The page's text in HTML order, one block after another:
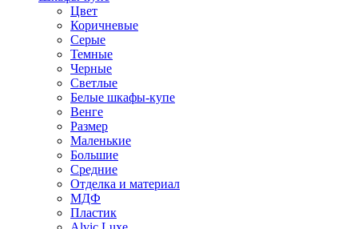
Цвет
Коричневые
Серые
Темные
Черные
Светлые
Белые шкафы-купе
Венге
Размер
Маленькие
Большие
Средние
Отделка и материал
МДФ
Пластик